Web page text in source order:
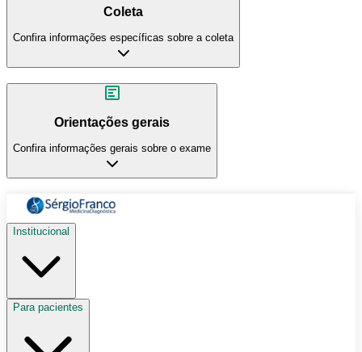
Coleta
Confira informações específicas sobre a coleta
Orientações gerais
Confira informações gerais sobre o exame
Institucional
Para pacientes